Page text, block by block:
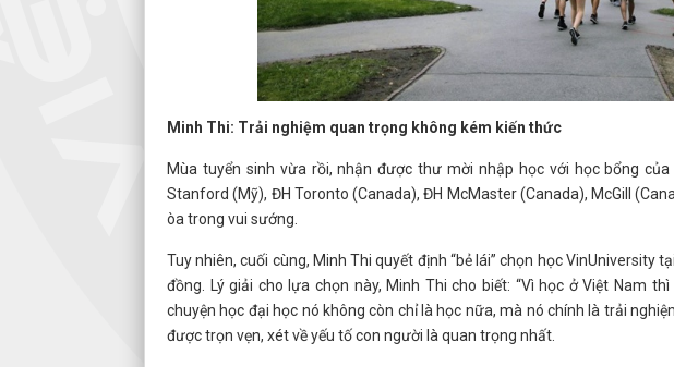
Minh Thi: Trải nghiệm quan trọng không kém kiến thức
Mùa tuyển sinh vừa rồi, nhận được thư mời nhập học với học bổng
Stanford (Mỹ), ĐH Toronto (Canada), ĐH McMaster (Canada), McGill
òa trong vui sướng.
Tuy nhiên, cuối cùng, Minh Thi quyết định “bẻ lái” chọn học VinUniversity
đồng. Lý giải cho lựa chọn này, Minh Thi cho biết: “Vì học ở Việt Nam
chuyện học đại học nó không còn chỉ là học nữa, mà nó chính là trải
được trọn vẹn, xét về yếu tố con người là quan trọng nhất.